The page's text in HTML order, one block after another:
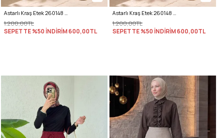
Astarlı Kraş Etek 260148 - TEREYAĞ SARISI
1.200,00TL
SEPETTE %50 İNDİRİM600,00TL
Astarlı Kraş Etek 260148 - PEMBE
1.200,00TL
SEPETTE %50 İNDİRİM600,00TL